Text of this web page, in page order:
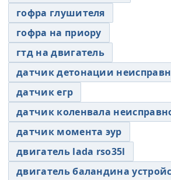
гофра глушителя
гофра на приору
гтд на двигатель
датчик детонации
датчик егр
датчик коленвала
датчик момента эур
двигатель lada rso35l
двигатель баландина